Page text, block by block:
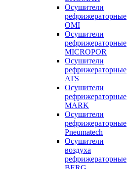
Осушители
рефрижераторные
OMI
Осушители
рефрижераторные
MICROPOR
Осушители
рефрижераторные
ATS
Осушители
рефрижераторные
MARK
Осушители
рефрижераторные
Pneumatech
Осушители
воздуха
рефрижераторные